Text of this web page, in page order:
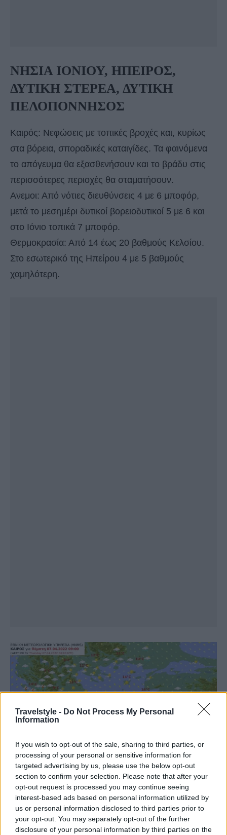
Travelstyle - Do Not Process My Personal
Information
If you wish to opt-out of the sale, sharing to third parties, or
processing of your personal or sensitive information for
targeted advertising by us, please use the below opt-out
section to confirm your selection. Please note that after your
opt-out request is processed you may continue seeing
interest-based ads based on personal information utilized by
us or personal information disclosed to third parties prior to
your opt-out. You may separately opt-out of the further
disclosure of your personal information by third parties on the
ΝΗΣΙΑ ΙΟΝΙΟΥ, ΗΠΕΙΡΟΣ,
ΔΥΤΙΚΗ ΣΤΕΡΕΑ, ΔΥΤΙΚΗ
ΠΕΛΟΠΟΝΝΗΣΟΣ
Καιρός: Νεφώσεις με τοπικές βροχές και, κυρίως
στα βόρεια, σποραδικές καταιγίδες. Τα φαινόμενα
το απόγευμα θα εξασθενήσουν και το βράδυ στις
περισσότερες περιοχές θα σταματήσουν.
Ανεμοι: Από νότιες διευθύνσεις 4 με 6 μποφόρ,
μετά το μεσημέρι δυτικοί βορειοδυτικοί 5 με 6 και
στο Ιόνιο τοπικά 7 μποφόρ.
Θερμοκρασία: Από 14 έως 20 βαθμούς Κελσίου.
Στο εσωτερικό της Ηπείρου 4 με 5 βαθμούς
χαμηλότερη.
ΘΕΣΣΑΛΙΑ, ΑΝΑΤΟΛΙΚΗ ΣΤΕΡΕΑ,
ΕΥΒΟΙΑ, ΑΝΑΤΟΛΙΚΗ